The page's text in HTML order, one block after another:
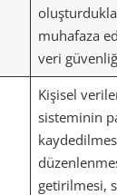
muhafaza
veri
Kişisel
sisteminin
getirilmesi,